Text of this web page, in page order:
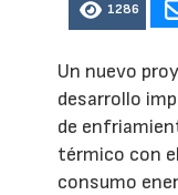
1286
Un nuevo
desarrollo
de
térmico con
consumo